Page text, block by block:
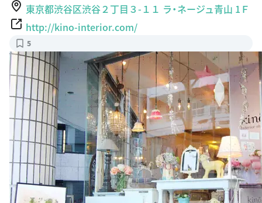
東京都渋谷区渋谷２丁目３-１１ ラ・ネージュ青山 1Ｆ
http://kino-interior.com/
5